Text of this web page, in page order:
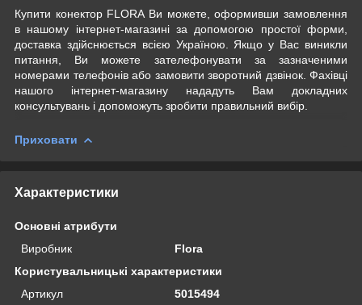
Купити конектор FLORA Ви можете, оформивши замовлення
в нашому інтернет-магазині за допомогою простої форми,
доставка здійснюється всією Україною. Якщо у Вас виникли
питання, Ви можете зателефонувати за зазначеними
номерами телефонів або замовити зворотний дзвінок. Фахівці
нашого інтернет-магазину нададуть Вам докладних
консультувань і допоможуть зробити правильний вибір.
Приховати
Характеристики
Основні атрибути
Виробник
Flora
Користувальницькі характеристики
Артикул
5015494